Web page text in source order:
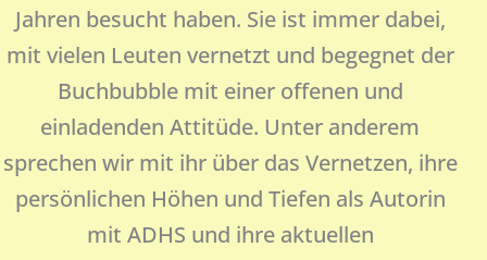
Jahren besucht haben. Sie ist immer dabei,
mit vielen Leuten vernetzt und begegnet der
Buchbubble mit einer offenen und
einladenden Attitüde. Unter anderem
sprechen wir mit ihr über das Vernetzen, ihre
persönlichen Höhen und Tiefen als Autorin
mit ADHS und ihre aktuellen